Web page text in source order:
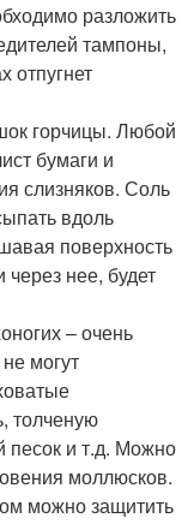
разложить
тампоны,
отпугнет
горчицы. Любой
бумаги и
слизняков. Соль
вдоль
поверхность
через нее, будет
– очень
могут
толченую
песок и т.д. Можно
моллюсков.
можно защитить